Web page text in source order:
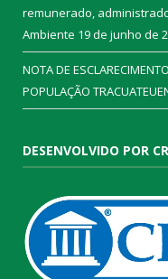
remunerado,
Ambiente 19 de junho de
NOTA DE
POPULAÇÃO
DESENVOLVIDO POR